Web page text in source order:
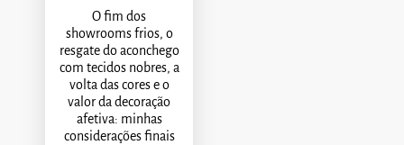
O fim dos
showrooms frios, o
resgate do aconchego
com tecidos nobres, a
volta das cores e o
valor da decoração
afetiva: minhas
considerações finais